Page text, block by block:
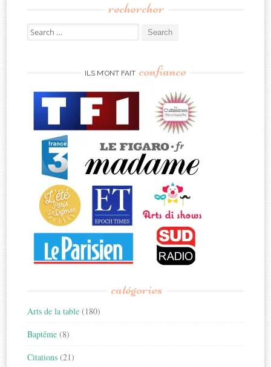
rechercher
Search
for:
ILS M’ONT FAIT confiance
catégories
Arts de la table (180)
Baptême (8)
Citations (21)